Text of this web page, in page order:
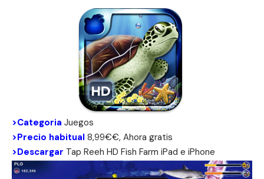
>Categoria Juegos
>Precio habitual 8,99€€, Ahora gratis
>Descargar Tap Reeh HD Fish Farm iPad e iPhone